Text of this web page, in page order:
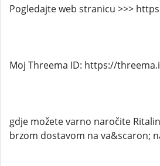
Pogledajte web stranicu >>>
Moj Threema ID: https://
gdje možete varno naročite
brzom dostavom na va&scaron;